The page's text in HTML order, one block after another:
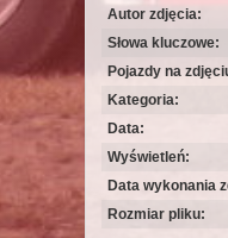
Autor zdjęcia:
Słowa kluczowe:
Pojazdy na
Kategoria:
Data:
Wyświetleń:
Data wykonania
Rozmiar pliku: